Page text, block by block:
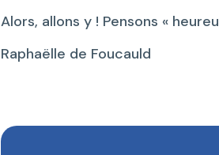
Alors, allons y ! Pensons «
Raphaëlle de Foucauld